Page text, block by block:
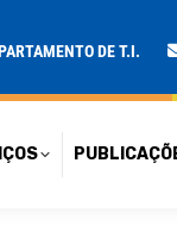
DE T.I.